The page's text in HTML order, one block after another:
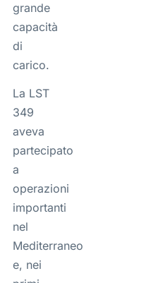
grande
capacità
di
carico.
La LST
349
aveva
partecipato
a
operazioni
importanti
nel
Mediterraneo
e, nei